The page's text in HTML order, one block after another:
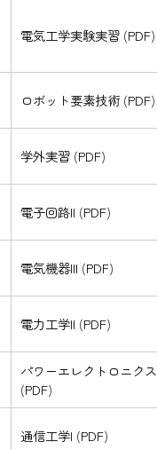
電気工学実験実習 (PDF)
ロボット要素技術(PDF)
学外実習 (PDF)
電子回路II (PDF)
電気機器III (PDF)
電力工学II (PDF)
パワーエレクトロニクス
(PDF)
通信工学I (PDF)